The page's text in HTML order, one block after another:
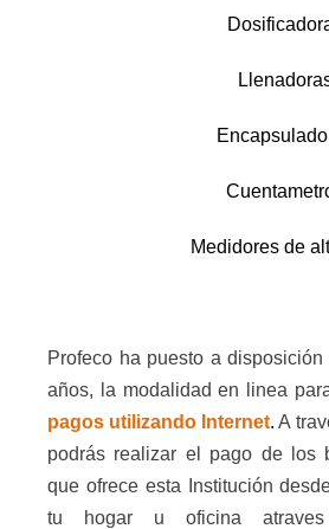
Medidores de
Profeco ha puesto a
años, la modalidad en linea
pagos utilizando Internet.A
podrás realizar el pago de los
que ofrece esta Institución
tu hogar u oficina